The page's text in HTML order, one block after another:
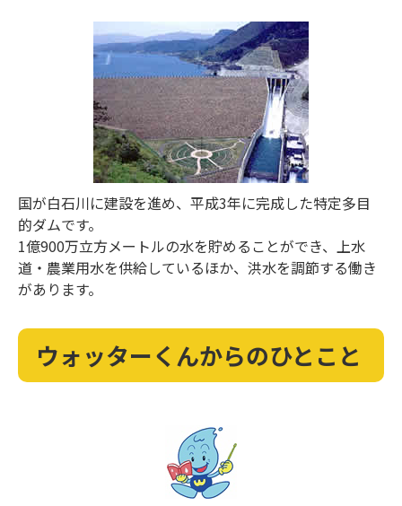
国が白石川に建設を進め、平成3年に完成した特定多目
的ダムです。
1億900万立方メートルの水を貯めることができ、上水
道・農業用水を供給しているほか、洪水を調節する働き
があります。
ウォッターくんからのひとこと